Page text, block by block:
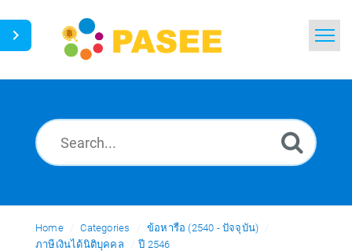
News
Ask a Question
Home Categories
ข้อหารือ (2540 - ปัจจุบัน)
ภาษีเงินได้นิติบุคคล
ปี 2546